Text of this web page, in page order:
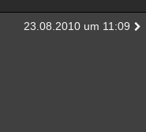
23.08.2010 um 11:09